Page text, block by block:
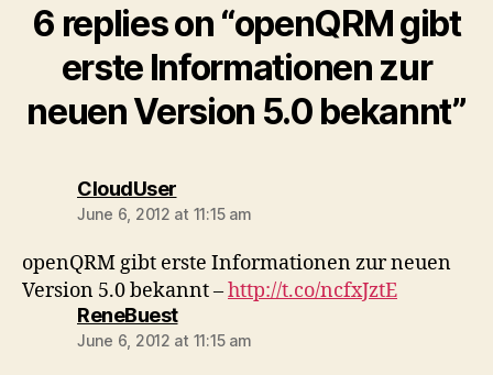
6 replies on “openQRM gibt
erste Informationen zur
neuen Version 5.0 bekannt”
CloudUsersays:
June 6, 2012 at 11:15 am
openQRM gibt erste Informationen zur neuen
Version 5.0 bekannt –http://t.co/ncfxJztE
ReneBuestsays:
June 6, 2012 at 11:15 am